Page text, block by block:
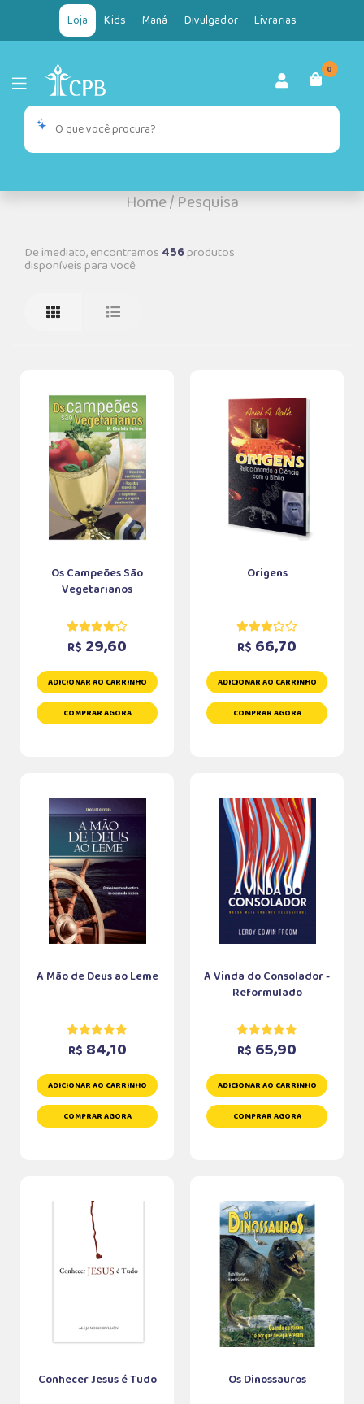
Loja Kids Maná Divulgador Livrarias
0
Home/Pesquisa
De imediato, encontramos 456produtos
disponíveis para você
Os Campeões São
Vegetarianos
R$ 29,60
ADICIONAR AO CARRINHO
COMPRAR AGORA
Origens
R$ 66,70
ADICIONAR AO CARRINHO
COMPRAR AGORA
A Mão de Deus ao Leme
R$ 84,10
ADICIONAR AO CARRINHO
COMPRAR AGORA
A Vinda do Consolador -
Reformulado
R$ 65,90
ADICIONAR AO CARRINHO
COMPRAR AGORA
Conhecer Jesus é Tudo Os Dinossauros